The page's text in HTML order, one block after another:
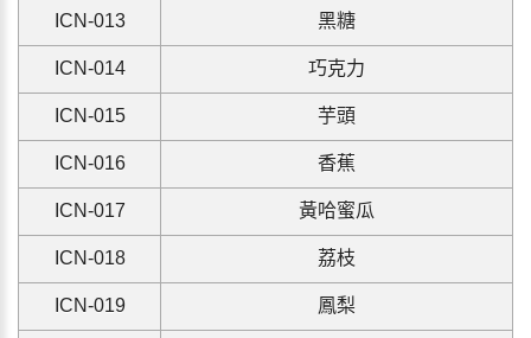
ICN-013 黑糖
ICN-014 巧克力
ICN-015 芋頭
ICN-016 香蕉
ICN-017 黃哈蜜瓜
ICN-018 荔枝
ICN-019 鳳梨